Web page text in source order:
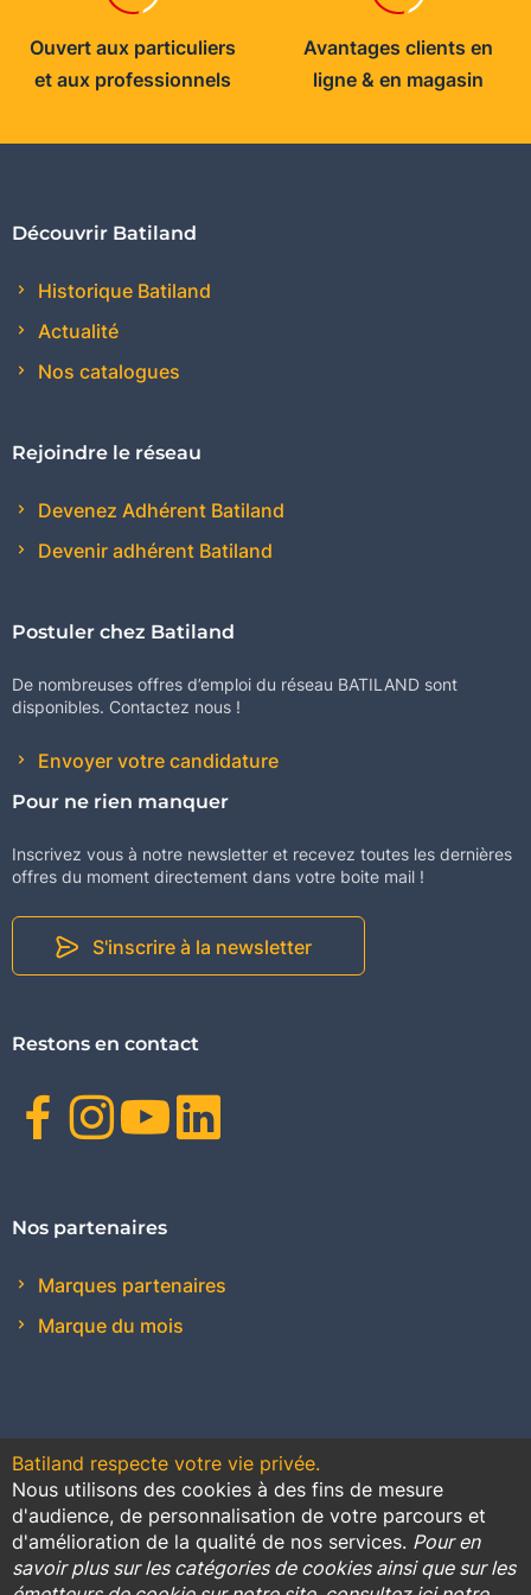
Ouvert aux particuliers
et aux professionnels
Avantages clients en
ligne & en magasin
Découvrir Batiland
Historique Batiland
Actualité
Nos catalogues
Rejoindre le réseau
Devenez Adhérent Batiland
Devenir adhérent Batiland
Postuler chez Batiland
De nombreuses offres d’emploi du réseau BATILAND sont
disponibles. Contactez nous !
Envoyer votre candidature
Pour ne rien manquer
Inscrivez vous à notre newsletter et recevez toutes les dernières
offres du moment directement dans votre boite mail !
S'inscrire à la newsletter
Restons en contact
Facebook
Instagram
Youtube
Nos partenaires
Marques partenaires
Marque du mois
Contact Conditions générales de vente
Promotions
Batiland respecte votre vie privée.
Nous utilisons des cookies à des fins de mesure
d'audience, de personnalisation de votre parcours et
d'amélioration de la qualité de nos services. Pour en
savoir plus sur les catégories de cookies ainsi que sur les